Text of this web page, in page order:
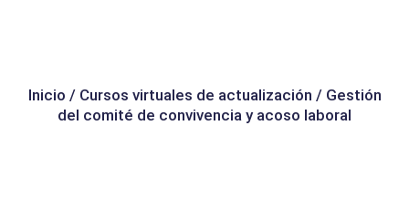
Inicio / Cursos virtuales de actualización / Gestión
del comité de convivencia y acoso laboral